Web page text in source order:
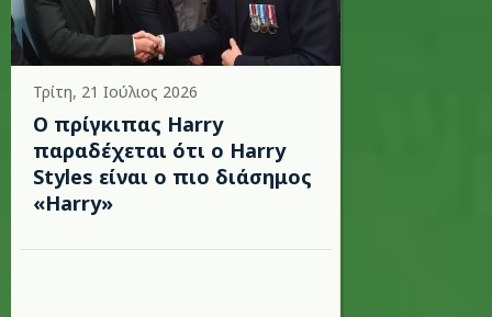
Τρίτη, 21 Ιούλιος 2026
Ο πρίγκιπας Harry
παραδέχεται ότι ο Harry
Styles είναι ο πιο διάσημος
«Harry»